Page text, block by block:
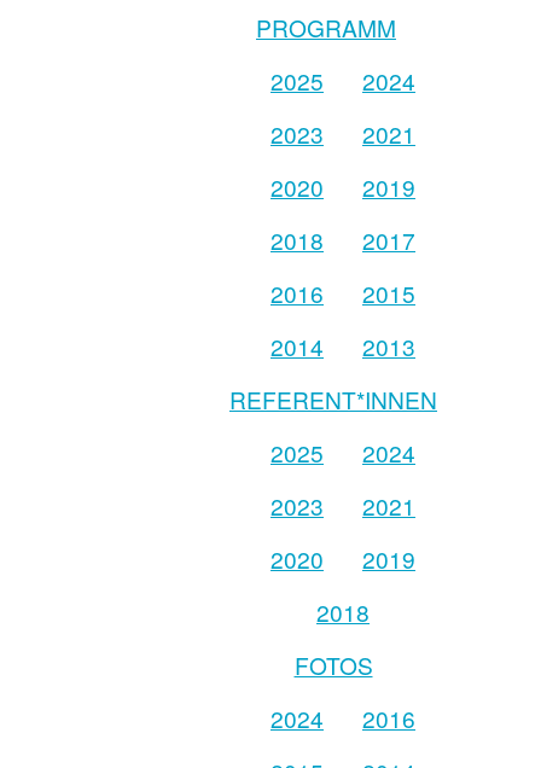
PROGRAMM
2025
2024
2023
2021
2020
2019
2018
2017
2016
2015
2014
2013
REFERENT*INNEN
2025
2024
2023
2021
2020
2019
2018
FOTOS
2024
2016